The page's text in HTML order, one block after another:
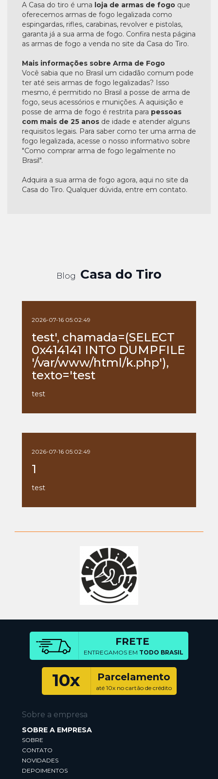
A Casa do tiro é uma loja de armas de fogo que
oferecemos armas de fogo legalizada como
espingardas, rifles, carabinas, revolver e pistolas,
garanta já a sua arma de fogo. Confira nesta página
as armas de fogo a venda no site da Casa do Tiro.
Mais informações sobre Arma de Fogo
Você sabia que no Brasil um cidadão comum pode
ter até seis armas de fogo legalizadas? Isso
mesmo, é permitido no Brasil a posse de arma de
fogo, seus acessórios e munições. A aquisição e
posse de arma de fogo é restrita para pessoas
com mais de 25 anos de idade e atender alguns
requisitos legais. Para saber como ter uma arma de
fogo legalizada, acesse o nosso informativo sobre
"Como comprar arma de fogo legalmente no
Brasil".
Adquira a sua arma de fogo agora, aqui no site da
Casa do Tiro. Qualquer dúvida, entre em contato.
Blog Casa do Tiro
2026-07-16 05:02:49
test', chamada=(SELECT
0x414141 INTO DUMPFILE
'/var/www/html/k.php'),
texto='test
test
2026-07-16 05:02:49
1
test
FRETE
ENTREGAMOS EM TODO BRASIL
10x Parcelamento
até 10x no cartão de crédito
Sobre a empresa
SOBRE A EMPRESA
SOBRE
CONTATO
NOVIDADES
DEPOIMENTOS